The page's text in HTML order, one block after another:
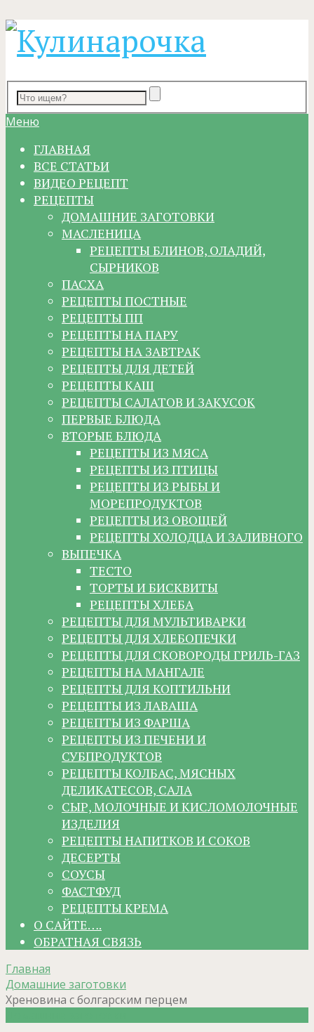
Меню
ГЛАВНАЯ
ВСЕ СТАТЬИ
ВИДЕО РЕЦЕПТ
РЕЦЕПТЫ
ДОМАШНИЕ ЗАГОТОВКИ
МАСЛЕНИЦА
РЕЦЕПТЫ БЛИНОВ, ОЛАДИЙ,
СЫРНИКОВ
ПАСХА
РЕЦЕПТЫ ПОСТНЫЕ
РЕЦЕПТЫ ПП
РЕЦЕПТЫ НА ПАРУ
РЕЦЕПТЫ НА ЗАВТРАК
РЕЦЕПТЫ ДЛЯ ДЕТЕЙ
РЕЦЕПТЫ КАШ
РЕЦЕПТЫ САЛАТОВ И ЗАКУСОК
ПЕРВЫЕ БЛЮДА
ВТОРЫЕ БЛЮДА
РЕЦЕПТЫ ИЗ МЯСА
РЕЦЕПТЫ ИЗ ПТИЦЫ
РЕЦЕПТЫ ИЗ РЫБЫ И
МОРЕПРОДУКТОВ
РЕЦЕПТЫ ИЗ ОВОЩЕЙ
РЕЦЕПТЫ ХОЛОДЦА И ЗАЛИВНОГО
ВЫПЕЧКА
ТЕСТО
ТОРТЫ И БИСКВИТЫ
РЕЦЕПТЫ ХЛЕБА
РЕЦЕПТЫ ДЛЯ МУЛЬТИВАРКИ
РЕЦЕПТЫ ДЛЯ ХЛЕБОПЕЧКИ
РЕЦЕПТЫ ДЛЯ СКОВОРОДЫ ГРИЛЬ-ГАЗ
РЕЦЕПТЫ НА МАНГАЛЕ
РЕЦЕПТЫ ДЛЯ КОПТИЛЬНИ
РЕЦЕПТЫ ИЗ ЛАВАША
РЕЦЕПТЫ ИЗ ФАРША
РЕЦЕПТЫ ИЗ ПЕЧЕНИ И
СУБПРОДУКТОВ
РЕЦЕПТЫ КОЛБАС, МЯСНЫХ
ДЕЛИКАТЕСОВ, САЛА
СЫР, МОЛОЧНЫЕ И КИСЛОМОЛОЧНЫЕ
ИЗДЕЛИЯ
РЕЦЕПТЫ НАПИТКОВ И СОКОВ
ДЕСЕРТЫ
СОУСЫ
ФАСТФУД
РЕЦЕПТЫ КРЕМА
О САЙТЕ….
ОБРАТНАЯ СВЯЗЬ
Главная
Домашние заготовки
Хреновина с болгарским перцем